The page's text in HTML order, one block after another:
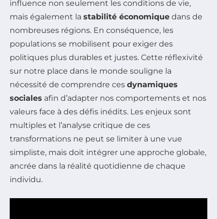
influence non seulement les conditions de vie,
mais également la stabilité économique dans de
nombreuses régions. En conséquence, les
populations se mobilisent pour exiger des
politiques plus durables et justes. Cette réflexivité
sur notre place dans le monde souligne la
nécessité de comprendre ces dynamiques
sociales afin d’adapter nos comportements et nos
valeurs face à des défis inédits. Les enjeux sont
multiples et l’analyse critique de ces
transformations ne peut se limiter à une vue
simpliste, mais doit intégrer une approche globale,
ancrée dans la réalité quotidienne de chaque
individu.